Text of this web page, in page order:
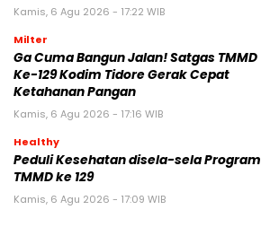
Kamis, 6 Agu 2026 - 17:22 WIB
Milter
Ga Cuma Bangun Jalan! Satgas TMMD
Ke-129 Kodim Tidore Gerak Cepat
Ketahanan Pangan
Kamis, 6 Agu 2026 - 17:16 WIB
Healthy
Peduli Kesehatan disela-sela Program
TMMD ke 129
Kamis, 6 Agu 2026 - 17:09 WIB